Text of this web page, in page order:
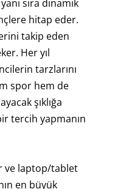
sıra dinamik
hitap eder.
takip eden
Her yıl
tarzlarını
spor hem de
şıklığa
tercih yapmanın
ve laptop/tablet
en büyük